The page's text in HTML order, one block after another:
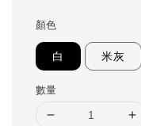
顏色
白 米灰
數量